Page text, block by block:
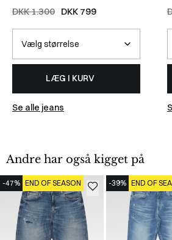
DKK 1.300 DKK 799
LÆG I KURV
Se alle jeans
Andre har også kigget på
-47% END OF SEASON -39% END OF